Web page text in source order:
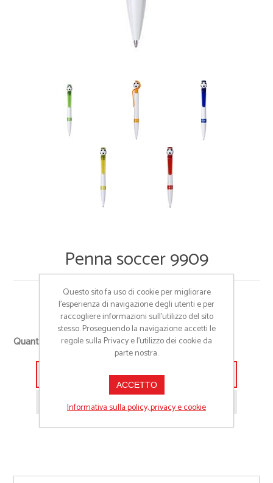
Penna soccer 9909
Cod:9909
Quantità richiesta
+
-
Aggiungi alla lista preventivo
Richiedi informazioni prodotto
Questo sito fa uso di cookie per migliorare
l’esperienza di navigazione degli utenti e per
raccogliere informazioni sull’utilizzo del sito
stesso. Proseguendo la navigazione accetti le
regole sulla Privacy e l'utilizzo dei cookie da
parte nostra.
ACCETTO
Informativa sulla policy, privacy e cookie